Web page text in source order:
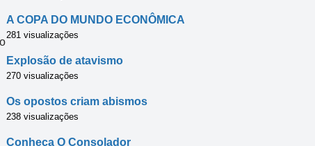
A COPA DO MUNDO ECONÔMICA
281 visualizações
Explosão de atavismo
270 visualizações
Os opostos criam abismos
238 visualizações
Conheça O Consolador